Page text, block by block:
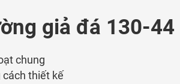
giả đá 130-44
chung
cách thiết kế